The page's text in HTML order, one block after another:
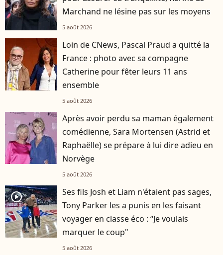
Marchand ne lésine pas sur les moyens
5 août 2026
Loin de CNews, Pascal Praud a quitté la
France : photo avec sa compagne
Catherine pour fêter leurs 11 ans
ensemble
5 août 2026
Après avoir perdu sa maman également
comédienne, Sara Mortensen (Astrid et
Raphaëlle) se prépare à lui dire adieu en
Norvège
5 août 2026
player2
Ses fils Josh et Liam n'étaient pas sages,
Tony Parker les a punis en les faisant
voyager en classe éco : “Je voulais
marquer le coup"
5 août 2026